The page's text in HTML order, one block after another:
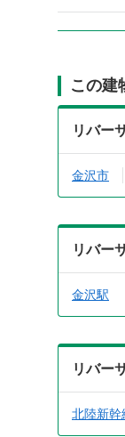
この建
リバー
金沢市
リバー
金沢駅
リバー
北陸新幹